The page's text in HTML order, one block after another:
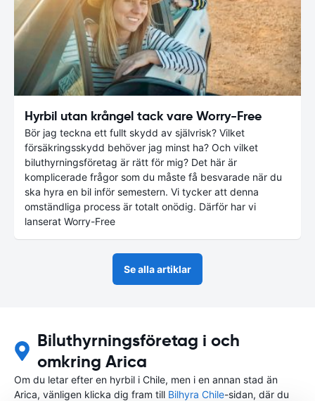
Hyrbil utan krångel tack vare Worry-Free
Bör jag teckna ett fullt skydd av självrisk? Vilket
försäkringsskydd behöver jag minst ha? Och vilket
biluthyrningsföretag är rätt för mig? Det här är
komplicerade frågor som du måste få besvarade när du
ska hyra en bil inför semestern. Vi tycker att denna
omständliga process är totalt onödig. Därför har vi
lanserat Worry-Free
Se alla artiklar
Biluthyrningsföretag i och
omkring Arica
Om du letar efter en hyrbil i Chile, men i en annan stad än
Arica, vänligen klicka dig fram till Bilhyra Chile-sidan, där du